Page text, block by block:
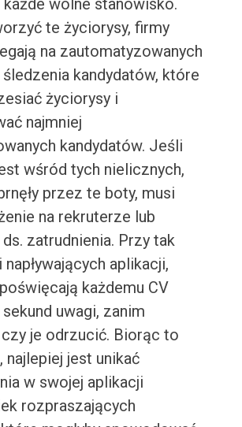
każde wolne stanowisko.
te życiorysy, firmy
na zautomatyzowanych
kandydatów, które
życiorysy i
najmniej
kandydatów. Jeśli
wśród tych nielicznych,
przez te boty, musi
na rekruterze lub
zatrudnienia. Przy tak
aplikacji,
każdemu CV
uwagi, zanim
je odrzucić. Biorąc to
najlepiej jest unikać
w swojej aplikacji
rozpraszających